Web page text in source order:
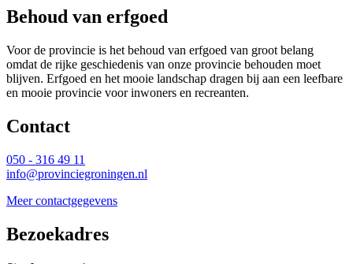
Behoud van erfgoed
Voor de provincie is het behoud van erfgoed van groot belang
omdat de rijke geschiedenis van onze provincie behouden moet
blijven. Erfgoed en het mooie landschap dragen bij aan een leefbare
en mooie provincie voor inwoners en recreanten.
Contact
050 - 316 49 11
info@provinciegroningen.nl
Meer contactgegevens
Bezoekadres